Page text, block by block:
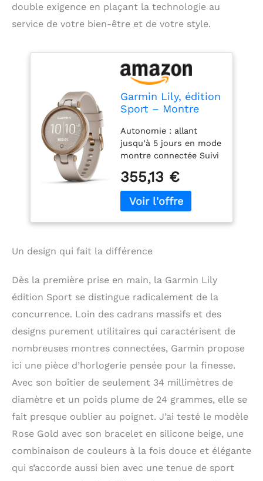
double exigence en plaçant la technologie au
service de votre bien-être et de votre style.
Garmin Lily, édition
Sport – Montre
Femmes avec Suivi
Forme et santé,
autonomie Longue
durée – Rose Gold
avec Bracelet Beige
- Cadran 34 mm
Autonomie : allant
jusqu’à 5 jours en mode
montre connectée Suivi
cardiaque, Body Battery,
oxymètre de pouls,
score de sommeil, suivi
d’activité : nombre de
minutes intensives
Multisports : connexion
avec la course à pied,
vélo, yoga, cardio,
natation en piscine et
bien plus Fonctions
connectées : suivi des
calendrier, suivi et
sécurité Écran tactile
lumineux Bracelet
universel
interchangeables 14 mm
Compatible IOS et
355,13 €
Un design qui fait la différence
Dès la première prise en main, la Garmin Lily
édition Sport se distingue radicalement de la
concurrence. Loin des cadrans massifs et des
designs purement utilitaires qui caractérisent de
nombreuses montres connectées, Garmin propose
ici une pièce d’horlogerie pensée pour la finesse.
Avec son boîtier de seulement 34 millimètres de
diamètre et un poids plume de 24 grammes, elle se
fait presque oublier au poignet. J’ai testé le modèle
Rose Gold avec son bracelet en silicone beige, une
combinaison de couleurs à la fois douce et élégante
qui s’accorde aussi bien avec une tenue de sport